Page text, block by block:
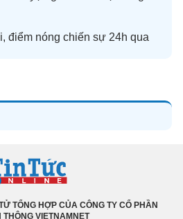
, điểm nóng chiến sự 24h qua
TỔNG HỢP CỦA CÔNG TY CỔ PHẦN
THÔNG VIETNAMNET